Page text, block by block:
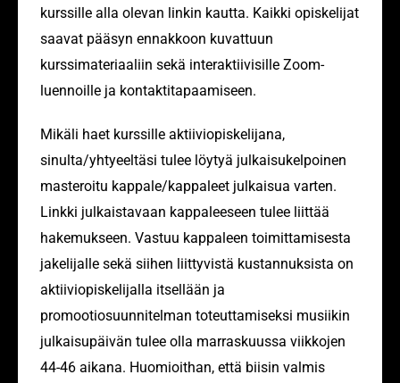
kurssille alla olevan linkin kautta. Kaikki opiskelijat
saavat pääsyn ennakkoon kuvattuun
kurssimateriaaliin sekä interaktiivisille Zoom-
luennoille ja kontaktitapaamiseen.
Mikäli haet kurssille aktiiviopiskelijana,
sinulta/yhtyeeltäsi tulee löytyä julkaisukelpoinen
masteroitu kappale/kappaleet julkaisua varten.
Linkki julkaistavaan kappaleeseen tulee liittää
hakemukseen. Vastuu kappaleen toimittamisesta
jakelijalle sekä siihen liittyvistä kustannuksista on
aktiiviopiskelijalla itsellään ja
promootiosuunnitelman toteuttamiseksi musiikin
julkaisupäivän tulee olla marraskuussa viikkojen
44-46 aikana. Huomioithan, että biisin valmis